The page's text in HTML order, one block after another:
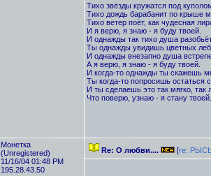
Тихо звёзды кружатся под
Тихо дождь барабанит по крыше
Тихо ветер поёт, как чудесная
И я верю, я знаю - я буду твоей.
И однажды так тихо душа
Ты однажды увидишь цветных
И однажды внезапно душа
А я верю, я знаю - я буду твоей.
И когда-то однажды ты скажешь
Ты когда-то попросишь остаться
И ты сделаешь это так мягко, так
Что поверю, узнаю - я стану твоей.
Монетка
(Unregistered)
11/16/04 01:48 PM
195.28.43.50
Re: О любви.... [re: